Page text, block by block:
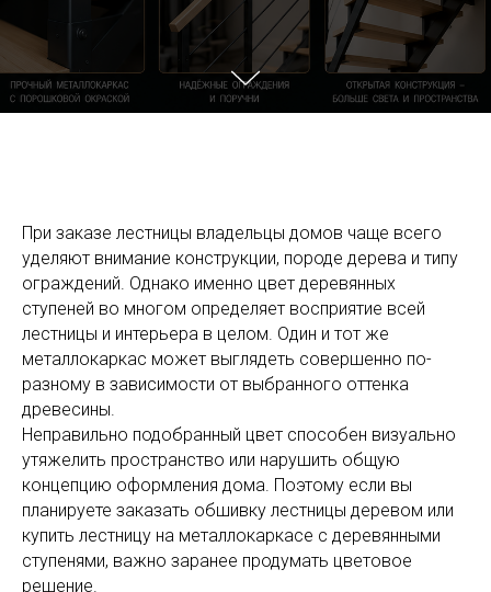
При заказе лестницы владельцы домов чаще всего
уделяют внимание конструкции, породе дерева и типу
ограждений. Однако именно цвет деревянных
ступеней во многом определяет восприятие всей
лестницы и интерьера в целом. Один и тот же
металлокаркас может выглядеть совершенно по-
разному в зависимости от выбранного оттенка
древесины.
Неправильно подобранный цвет способен визуально
утяжелить пространство или нарушить общую
концепцию оформления дома. Поэтому если вы
планируете заказать обшивку лестницы деревом или
купить лестницу на металлокаркасе с деревянными
ступенями, важно заранее продумать цветовое
решение.